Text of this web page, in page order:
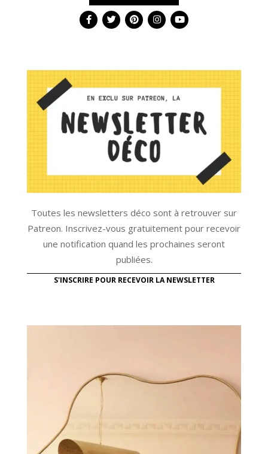
Toutes les newsletters déco sont à retrouver sur
Patreon. Inscrivez-vous gratuitement pour recevoir
une notification quand les prochaines seront
publiées.
S'INSCRIRE POUR RECEVOIR LA NEWSLETTER